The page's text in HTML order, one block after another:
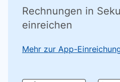
Rechnungen in
einreichen
Mehr zur App-